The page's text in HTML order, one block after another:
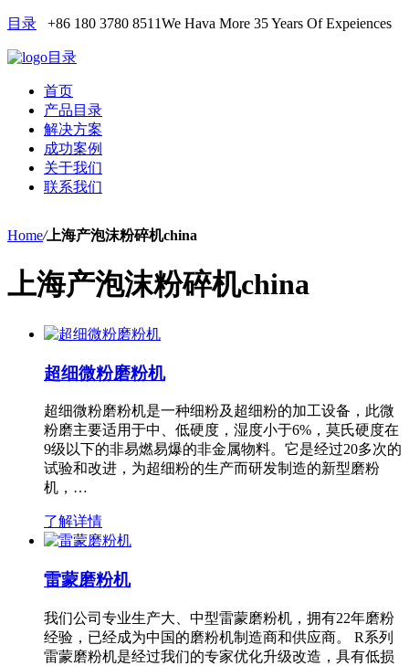
目录 +86 180 3780 8511We Hava More 35 Years Of Expeiences
目录
首页
产品目录
解决方案
成功案例
关于我们
联系我们
Home/上海产泡沫粉碎机china
上海产泡沫粉碎机china
超细微粉磨粉机
超细微粉磨粉机是一种细粉及超细粉的加工设备，此微
粉磨主要适用于中、低硬度，湿度小于6%，莫氏硬度在
9级以下的非易燃易爆的非金属物料。它是经过20多次的
试验和改进，为超细粉的生产而研发制造的新型磨粉
机，…
了解详情
雷蒙磨粉机
我们公司专业生产大、中型雷蒙磨粉机，拥有22年磨粉
经验，已经成为中国的磨粉机制造商和供应商。 R系列
雷蒙磨粉机是经过我们的专家优化升级改造，具有低损